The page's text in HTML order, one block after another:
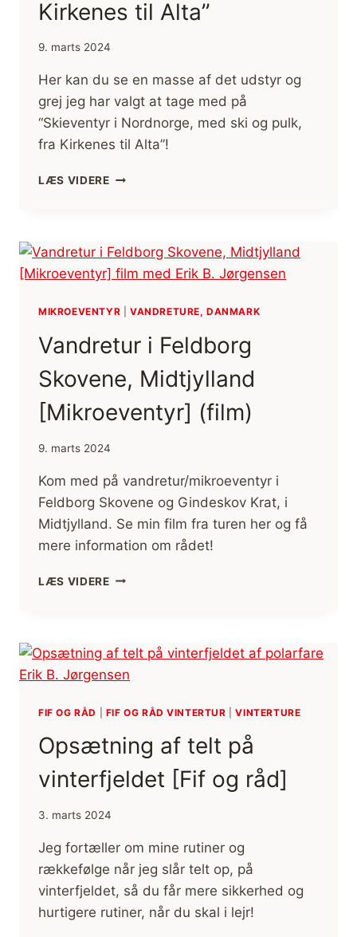
Kirkenes til Alta”
9. marts 2024
Her kan du se en masse af det udstyr og
grej jeg har valgt at tage med på
“Skieventyr i Nordnorge, med ski og pulk,
fra Kirkenes til Alta”!
LÆS VIDEREGREJ
I
NORDNORGE,
SKI
PULK,
KIRKENES
ALTA”
MIKROEVENTYR VANDRETURE, DANMARK
Vandretur i Feldborg
Skovene, Midtjylland
[Mikroeventyr] (film)
9. marts 2024
Kom med på vandretur/mikroeventyr i
Feldborg Skovene og Gindeskov Krat, i
Midtjylland. Se min film fra turen her og få
mere information om rådet!
LÆS VIDEREVANDRETUR
MIDTJYLLAND
[MIKROEVENTYR]
(FILM)
FIF OG RÅD FIF OG RÅD VINTERTUR |VINTERTURE
Opsætning af telt på
vinterfjeldet [Fif og råd]
3. marts 2024
Jeg fortæller om mine rutiner og
rækkefølge når jeg slår telt op, på
vinterfjeldet, så du får mere sikkerhed og
hurtigere rutiner, når du skal i lejr!